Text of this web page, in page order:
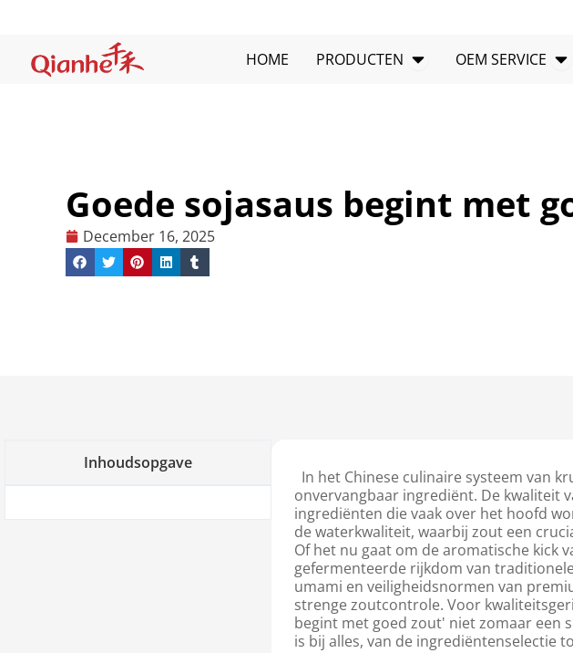
inhoud
HOME PRODUCTEN PRODUCTEN
OEM SERVICE
Goede sojasaus begint met
December 16, 2025
Inhoudsopgave
In het Chinese culinaire systeem van
onvervangbaar ingrediënt. De kwaliteit
ingrediënten die vaak over het hoofd
de waterkwaliteit, waarbij zout een
Of het nu gaat om de aromatische kick
gefermenteerde rijkdom van
umami en veiligheidsnormen van
strenge zoutcontrole. Voor
begint met goed zout' niet zomaar een
is bij alles, van de ingrediëntenselectie